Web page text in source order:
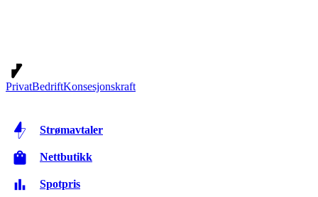
PrivatBedriftKonsesjonskraft
Strømavtaler
Nettbutikk
Spotpris